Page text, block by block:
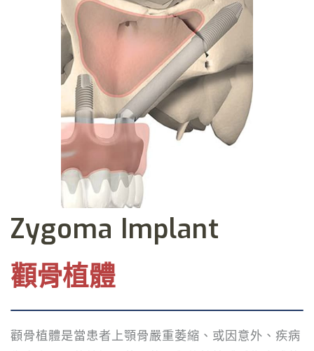
Zygoma Implant
顴骨植體
顴骨植體是當患者上顎骨嚴重萎縮、或因意外、疾病